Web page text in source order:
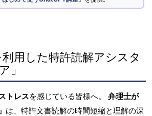
用した特許読解アシスタ
」
トレスを感じている皆様へ。 弁理士が
は、特許文書読解の時間短縮と理解の深